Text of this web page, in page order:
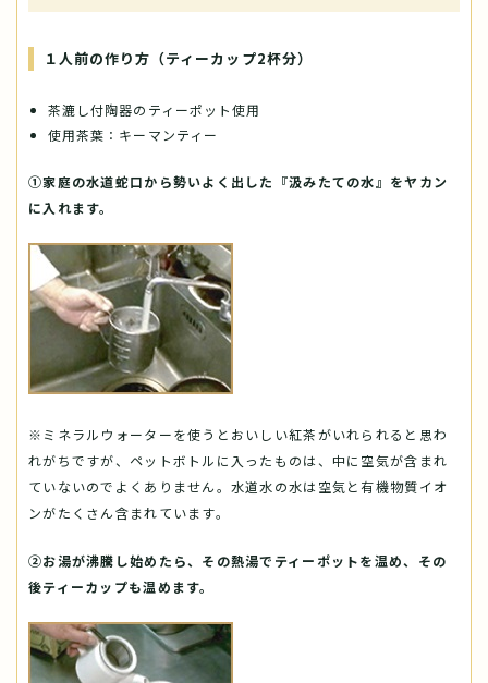
１人前の作り方（ティーカップ2杯分）
茶漉し付陶器のティーポット使用
使用茶葉：キーマンティー
①家庭の水道蛇口から勢いよく出した『汲みたての水』をヤカン
に入れます。
※ミネラルウォーターを使うとおいしい紅茶がいれられると思わ
れがちですが、ペットボトルに入ったものは、中に空気が含まれ
ていないのでよくありません。水道水の水は空気と有機物質イオ
ンがたくさん含まれています。
②お湯が沸騰し始めたら、その熱湯でティーポットを温め、その
後ティーカップも温めます。